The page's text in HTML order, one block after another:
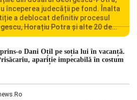
începerea judecății pe fond. Înalta
a deblocat definitiv procesul
Horațiu Potra și alte 20 de
acțiuni îndreptate împotriva
ședința din camera preliminară,
supremă au […]
o Dani Oțil pe soția lui în vacanță.
apariție impecabilă în costum